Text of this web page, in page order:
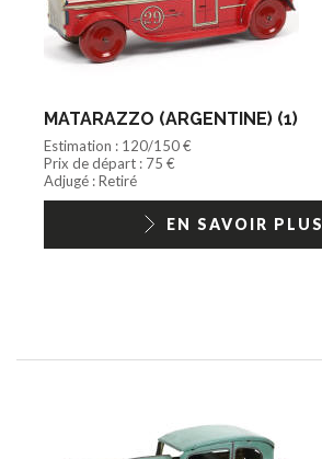
MATARAZZO (ARGENTINE) (1)
Estimation : 120/150 €
Prix de départ : 75 €
Adjugé : Retiré
EN SAVOIR PLUS